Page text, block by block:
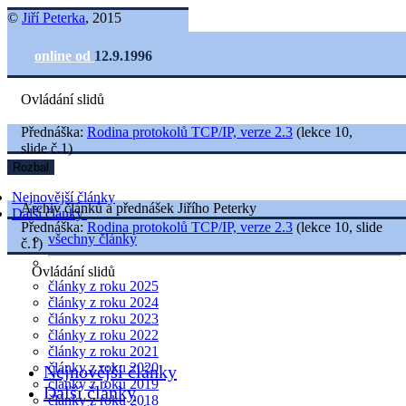
© Jiří Peterka, 2015
online od 12.9.1996
Ovládání slidů
Nejnovější články
Další články
všechny články
články z roku 2025
články z roku 2024
články z roku 2023
články z roku 2022
články z roku 2021
články z roku 2020
články z roku 2019
články z roku 2018
Přednáška: Rodina protokolů TCP/IP, verze 2.3 (lekce 10,
slide č.1)
Rozbal
Archiv článků a přednášek Jiřího Peterky
Přednáška: Rodina protokolů TCP/IP, verze 2.3 (lekce 10, slide
č.1)
Ovládání slidů
Nejnovější články
Další články